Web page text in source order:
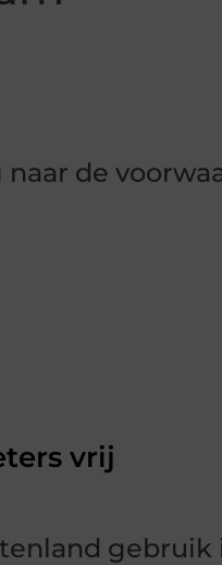
de
vrij
gebruik